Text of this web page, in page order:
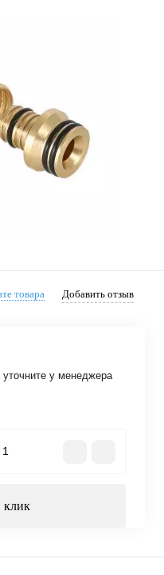
товара Добавить отзыв
у менеджера
клик